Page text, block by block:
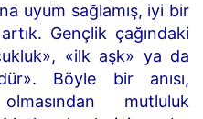
uyum sağlamış, iyi bir
Gençlik çağındaki
«ilk aşk» ya da
Böyle bir anısı,
mutluluk